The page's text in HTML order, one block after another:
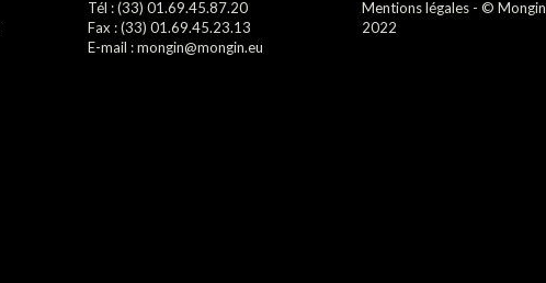
Tél : (33) 01.69.45.87.20
Fax : (33) 01.69.45.23.13
E-mail : mongin@mongin.eu
Mentions légales - © Mongin
2022